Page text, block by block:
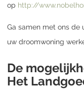
op http://
Ga samen met ons de
uw droomwoning
De
Het